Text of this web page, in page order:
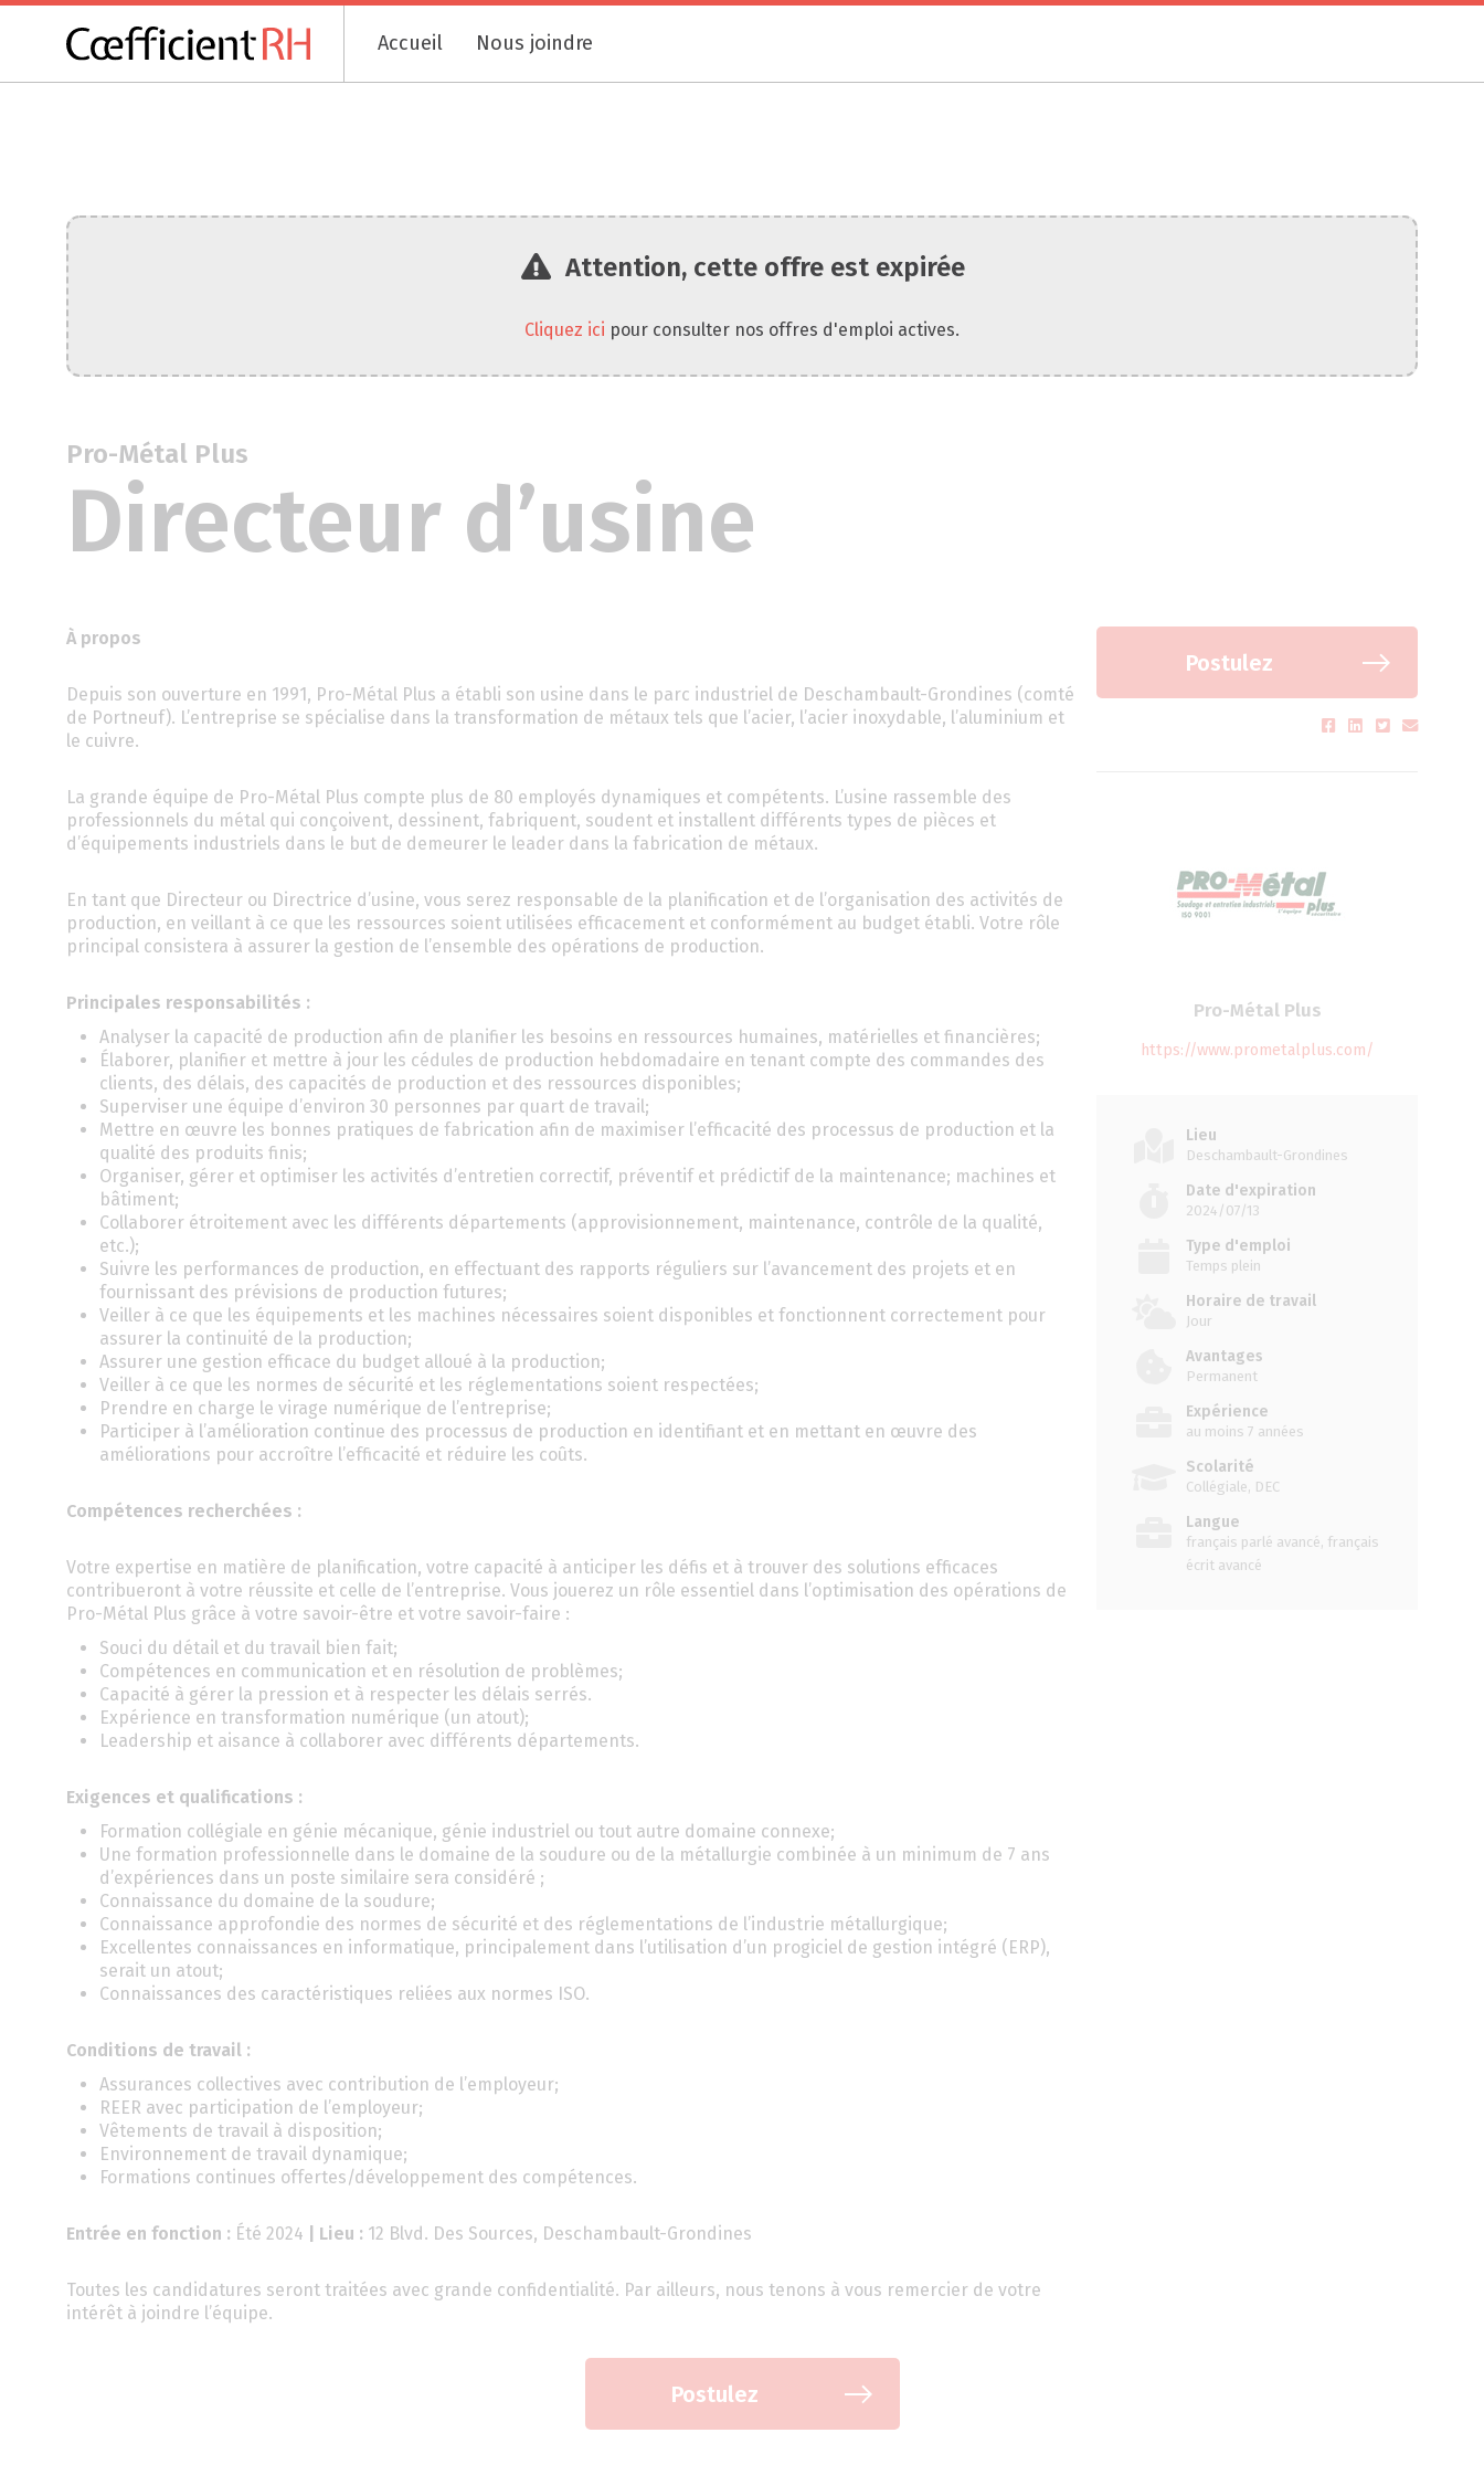
Accueil Nous joindre
Attention, cette offre est expirée
Cliquez ici pour consulter nos offres d'emploi actives.
Pro-Métal Plus
Directeur d’usine
À propos
Depuis son ouverture en 1991, Pro-Métal Plus a établi son usine dans le parc industriel de Deschambault-Grondines (comté
de Portneuf). L’entreprise se spécialise dans la transformation de métaux tels que l’acier, l’acier inoxydable, l’aluminium et
le cuivre.
La grande équipe de Pro-Métal Plus compte plus de 80 employés dynamiques et compétents. L’usine rassemble des
professionnels du métal qui conçoivent, dessinent, fabriquent, soudent et installent différents types de pièces et
d’équipements industriels dans le but de demeurer le leader dans la fabrication de métaux.
En tant que Directeur ou Directrice d’usine, vous serez responsable de la planification et de l’organisation des activités de
production, en veillant à ce que les ressources soient utilisées efficacement et conformément au budget établi. Votre rôle
principal consistera à assurer la gestion de l’ensemble des opérations de production.
Principales responsabilités :
Analyser la capacité de production afin de planifier les besoins en ressources humaines, matérielles et financières;
Élaborer, planifier et mettre à jour les cédules de production hebdomadaire en tenant compte des commandes des
clients, des délais, des capacités de production et des ressources disponibles;
Superviser une équipe d’environ 30 personnes par quart de travail;
Mettre en œuvre les bonnes pratiques de fabrication afin de maximiser l’efficacité des processus de production et la
qualité des produits finis;
Organiser, gérer et optimiser les activités d’entretien correctif, préventif et prédictif de la maintenance; machines et
bâtiment;
Collaborer étroitement avec les différents départements (approvisionnement, maintenance, contrôle de la qualité,
etc.);
Suivre les performances de production, en effectuant des rapports réguliers sur l’avancement des projets et en
fournissant des prévisions de production futures;
Veiller à ce que les équipements et les machines nécessaires soient disponibles et fonctionnent correctement pour
assurer la continuité de la production;
Assurer une gestion efficace du budget alloué à la production;
Veiller à ce que les normes de sécurité et les réglementations soient respectées;
Prendre en charge le virage numérique de l’entreprise;
Participer à l’amélioration continue des processus de production en identifiant et en mettant en œuvre des
améliorations pour accroître l’efficacité et réduire les coûts.
Compétences recherchées :
Votre expertise en matière de planification, votre capacité à anticiper les défis et à trouver des solutions efficaces
contribueront à votre réussite et celle de l’entreprise. Vous jouerez un rôle essentiel dans l’optimisation des opérations de
Pro-Métal Plus grâce à votre savoir-être et votre savoir-faire :
Souci du détail et du travail bien fait;
Compétences en communication et en résolution de problèmes;
Capacité à gérer la pression et à respecter les délais serrés.
Expérience en transformation numérique (un atout);
Leadership et aisance à collaborer avec différents départements.
Exigences et qualifications :
Formation collégiale en génie mécanique, génie industriel ou tout autre domaine connexe;
Une formation professionnelle dans le domaine de la soudure ou de la métallurgie combinée à un minimum de 7 ans
d’expériences dans un poste similaire sera considéré ;
Connaissance du domaine de la soudure;
Connaissance approfondie des normes de sécurité et des réglementations de l’industrie métallurgique;
Excellentes connaissances en informatique, principalement dans l’utilisation d’un progiciel de gestion intégré (ERP),
serait un atout;
Connaissances des caractéristiques reliées aux normes ISO.
Conditions de travail :
Assurances collectives avec contribution de l’employeur;
REER avec participation de l’employeur;
Vêtements de travail à disposition;
Environnement de travail dynamique;
Formations continues offertes/développement des compétences.
Entrée en fonction : Été 2024 | Lieu : 12 Blvd. Des Sources, Deschambault-Grondines
Toutes les candidatures seront traitées avec grande confidentialité. Par ailleurs, nous tenons à vous remercier de votre
intérêt à joindre l’équipe.
Postulez
Pro-Métal Plus
https://www.prometalplus.com/
Lieu
Deschambault-Grondines
Date d'expiration
2024/07/13
Type d'emploi
Temps plein
Horaire de travail
Jour
Avantages
Permanent
Expérience
au moins 7 années
Scolarité
Collégiale, DEC
Langue
français parlé avancé, français
écrit avancé
Postulez